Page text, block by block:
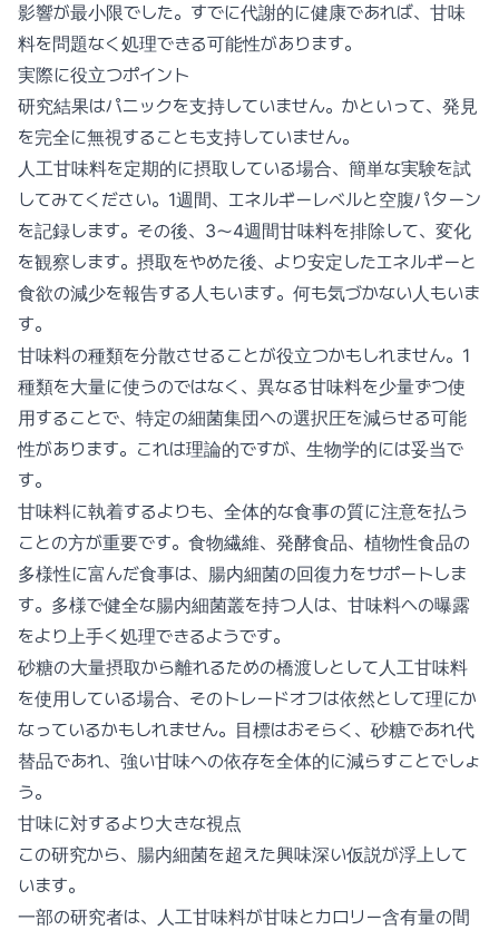
影響が最小限でした。すでに代謝的に健康であれば、甘味
料を問題なく処理できる可能性があります。
実際に役立つポイント
研究結果はパニックを支持していません。かといって、発見
を完全に無視することも支持していません。
人工甘味料を定期的に摂取している場合、簡単な実験を試
してみてください。1週間、エネルギーレベルと空腹パターン
を記録します。その後、3〜4週間甘味料を排除して、変化
を観察します。摂取をやめた後、より安定したエネルギーと
食欲の減少を報告する人もいます。何も気づかない人もいま
す。
甘味料の種類を分散させることが役立つかもしれません。1
種類を大量に使うのではなく、異なる甘味料を少量ずつ使
用することで、特定の細菌集団への選択圧を減らせる可能
性があります。これは理論的ですが、生物学的には妥当で
す。
甘味料に執着するよりも、全体的な食事の質に注意を払う
ことの方が重要です。食物繊維、発酵食品、植物性食品の
多様性に富んだ食事は、腸内細菌の回復力をサポートしま
す。多様で健全な腸内細菌叢を持つ人は、甘味料への曝露
をより上手く処理できるようです。
砂糖の大量摂取から離れるための橋渡しとして人工甘味料
を使用している場合、そのトレードオフは依然として理にか
なっているかもしれません。目標はおそらく、砂糖であれ代
替品であれ、強い甘味への依存を全体的に減らすことでしょ
う。
甘味に対するより大きな視点
この研究から、腸内細菌を超えた興味深い仮説が浮上して
います。
一部の研究者は、人工甘味料が甘味とカロリー含有量の間